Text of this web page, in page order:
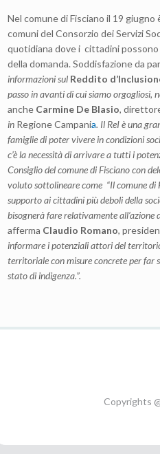
Nel comune di Fisciano il 19
comuni del Consorzio dei Servizi
quotidiana dove i cittadini possono
della domanda. Soddisfazione da
informazioni sul Reddito
passo in avanti di cui siamo orgogliosi,
anche Carmine De Blasio,
in Regione Campania. Il ReI è una
famiglie di poter vivere in condizioni
c’è la necessità di arrivare a tutti i
Consigliodel comune di Fisciano con
voluto sottolineare come “Il comune di
supporto ai cittadini più deboli della
bisognerà fare relativamente all’azione
afferma Claudio Romano,
informare i potenziali attori del
territoriale con misure concrete per far
stato di indigenza.”.
Copyrights